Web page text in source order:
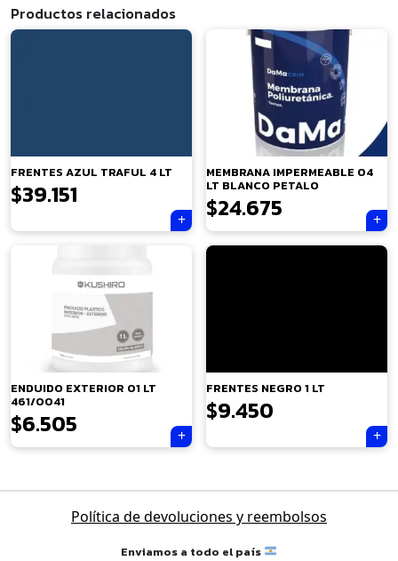
Productos relacionados
FRENTES AZUL TRAFUL 4 LT
$39.151
MEMBRANA IMPERMEABLE 04
LT BLANCO PETALO
$24.675
ENDUIDO EXTERIOR 01 LT
461/0041
$6.505
FRENTES NEGRO 1 LT
$9.450
NavegaciónPolítica de devoluciones y reembolsos
Enviamos a todo el país
×
Tu carrito está vacío.
Agregá un producto y aparecerá acá
automáticamente.